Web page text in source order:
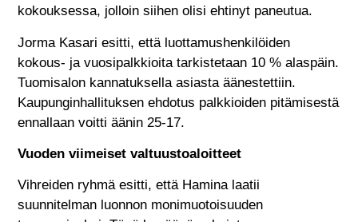
kokouksessa, jolloin siihen olisi ehtinyt paneutua.
Jorma Kasari esitti, että luottamushenkilöiden
kokous- ja vuosipalkkioita tarkistetaan 10 % alaspäin.
Tuomisalon kannatuksella asiasta äänestettiin.
Kaupunginhallituksen ehdotus palkkioiden pitämisestä
ennallaan voitti äänin 25-17.
Vuoden viimeiset valtuustoaloitteet
Vihreiden ryhmä esitti, että Hamina laatii
suunnitelman luonnon monimuotoisuuden